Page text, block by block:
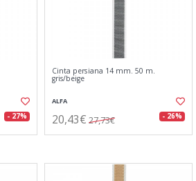
- 27%
Cinta persiana 14 mm. 50 m.
gris/beige
ALFA
20,43€ 27,73€ - 26%